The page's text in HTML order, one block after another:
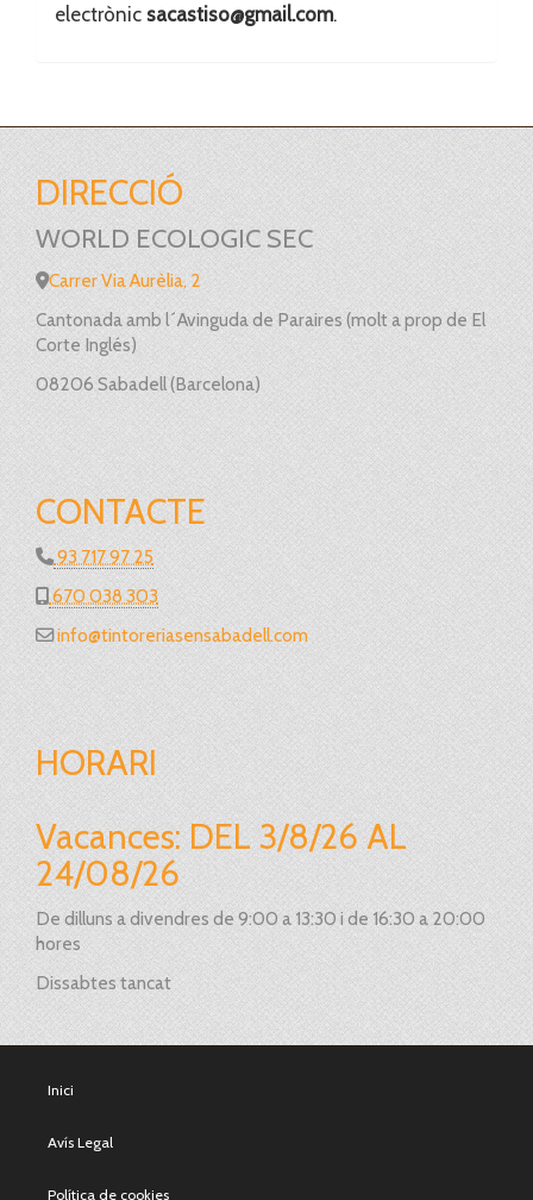
electrònic sacastiso@gmail.com.
DIRECCIÓ
WORLD ECOLOGIC SEC
Carrer Via Aurèlia, 2
Cantonada amb l´Avinguda de Paraires (molt a prop de El
Corte Inglés)
08206 Sabadell (Barcelona)
CONTACTE
93 717 97 25
670 038 303
info
tintoreriasensabadell.com
HORARI
Vacances: DEL 3/8/26 AL
24/08/26
De dilluns a divendres de 9:00 a 13:30 i de 16:30 a 20:00
hores
Dissabtes tancat
Inici
Avís Legal
Política de cookies